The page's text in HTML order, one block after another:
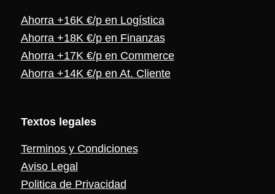
Ahorra +16K €/p en Logística
Ahorra +18K €/p en Finanzas
Ahorra +17K €/p en Commerce
Ahorra +14K €/p en At. Cliente
Textos legales
Terminos y Condiciones
Aviso Legal
Politica de Privacidad